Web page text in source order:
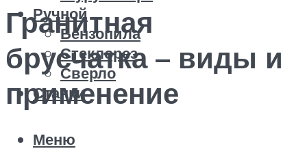
Ручной
Бензопила
Стеклорез
Сверло
Станки
Меню
Гранитная
брусчатка – виды и
применение